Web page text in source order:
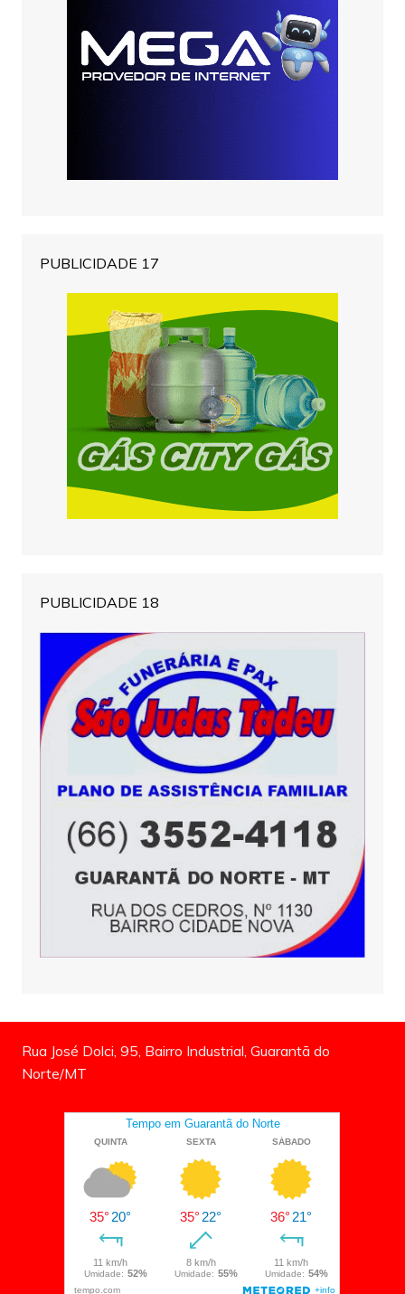
PUBLICIDADE 17
PUBLICIDADE 18
Rua José Dolci, 95, Bairro Industrial, Guarantã do
Norte/MT